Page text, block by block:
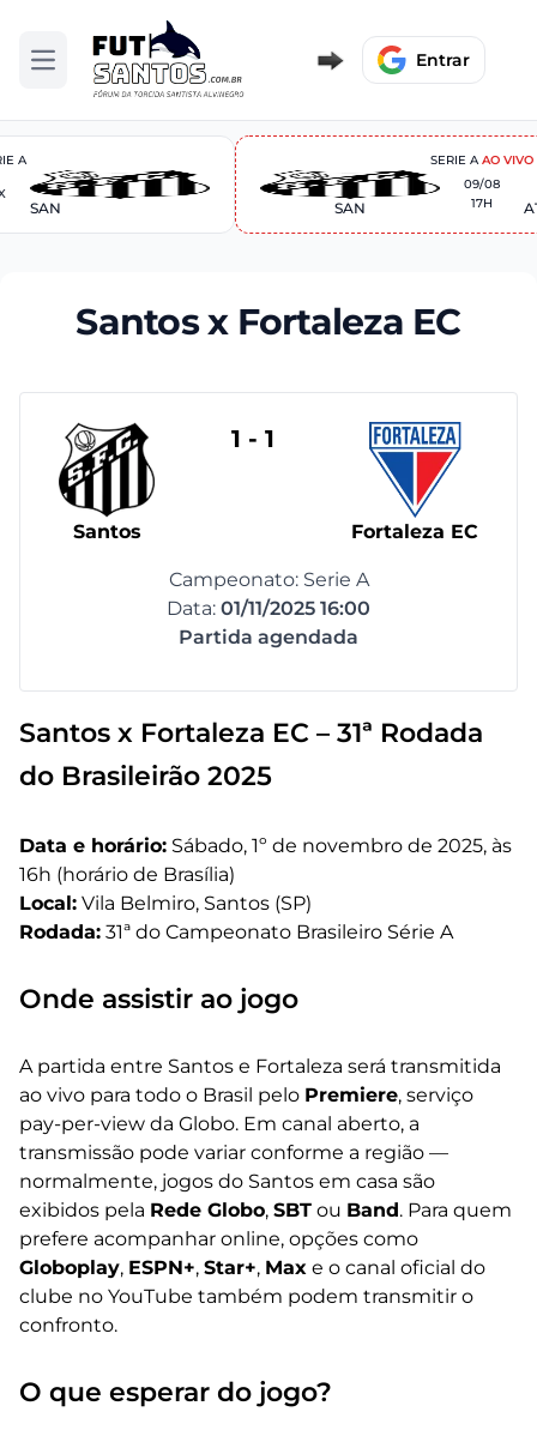
Abrir menu Entrar
A
SAN
SERIE AAO VIVO
SAN
09/08
17H
Santos x Fortaleza EC
Santos
1 - 1
Fortaleza EC
Campeonato: Serie A
Data: 01/11/2025 16:00
Partida agendada
Santos x Fortaleza EC – 31ª Rodada
do Brasileirão 2025
Data e horário: Sábado, 1º de novembro de 2025, às
16h (horário de Brasília)
Local: Vila Belmiro, Santos (SP)
Rodada: 31ª do Campeonato Brasileiro Série A
Onde assistir ao jogo
A partida entre Santos e Fortaleza será transmitida
ao vivo para todo o Brasil pelo Premiere, serviço
pay-per-view da Globo. Em canal aberto, a
transmissão pode variar conforme a região —
normalmente, jogos do Santos em casa são
exibidos pela Rede Globo, SBT ou Band. Para quem
prefere acompanhar online, opções como
Globoplay, ESPN+, Star+, Max e o canal oficial do
clube no YouTube também podem transmitir o
confronto.
O que esperar do jogo?